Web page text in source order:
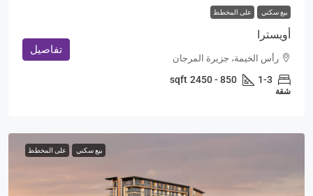
بيع سكني على المخطط
أويسترا
رأس الخيمة، جزيرة المرجان
1-3
850 - 2450
sqft
شقة
تفاصيل
بيع سكني على المخطط